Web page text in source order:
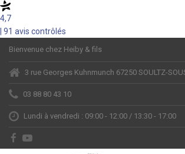
4,7
| 91 avis contrôlés
Bienvenue chez Heiby & fils
3 rue Georges Kuhnmunch 67250 SOULTZ-
03 88 80 43 10
Lundi à vendredi : 09:00 - 12:00 / 13:30 - 17:00